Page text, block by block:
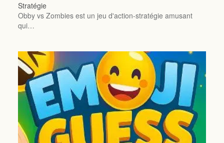
Stratégie
Obby vs Zombies est un jeu d'action-stratégie amusant
qui…